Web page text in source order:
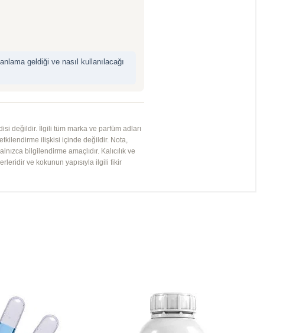
geldiği ve nasıl kullanılacağı
değildir. İlgili tüm marka ve parfüm adları
ilişkisi içinde değildir. Nota,
bilgilendirme amaçlıdır. Kalıcılık ve
ve kokunun yapısıyla ilgili fikir